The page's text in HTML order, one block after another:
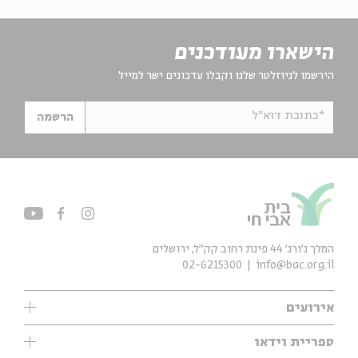
הישארו מעודכנים
הירשמו לניוזלטר שלנו וקבלו עדכונים ישר למייל
*כתובת דוא"ל הרשמה
אירועים
אנגלית
ספריית וידאו
המלך ג'ורג' 44 פינת רחוב קק״ל, ירושלים
info@bac.org.il
02-6215300